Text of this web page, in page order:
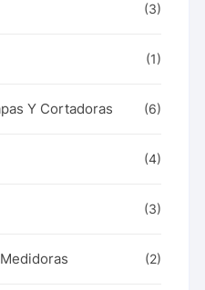
(3)
(1)
Y Cortadoras (6)
(4)
(3)
(2)